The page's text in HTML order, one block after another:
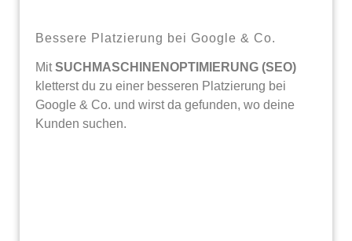
Bessere Platzierung bei Google & Co.
MitSUCHMASCHINENOPTIMIERUNG (SEO)
kletterst du zu einer besseren Platzierung bei
Google & Co. und wirst da gefunden, wo deine
Kunden suchen.